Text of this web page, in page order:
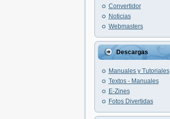
Convertidor
Noticias
Webmasters
Descargas
Manuales y Tutoriales
Textos - Manuales
E-Zines
Fotos Divertidas